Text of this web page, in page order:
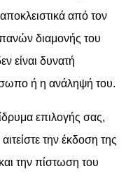
από τον
διαμονής του
είναι δυνατή
ή η ανάληψή του.
επιλογής σας,
την έκδοση της
την πίστωση του